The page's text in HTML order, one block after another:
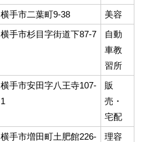
横手市二葉町9-38
美容
横手市杉目字街道下87-7
自動
車教
習所
横手市安田字八王寺107-
1
販
売・
宅配
横手市増田町土肥館226-
理容